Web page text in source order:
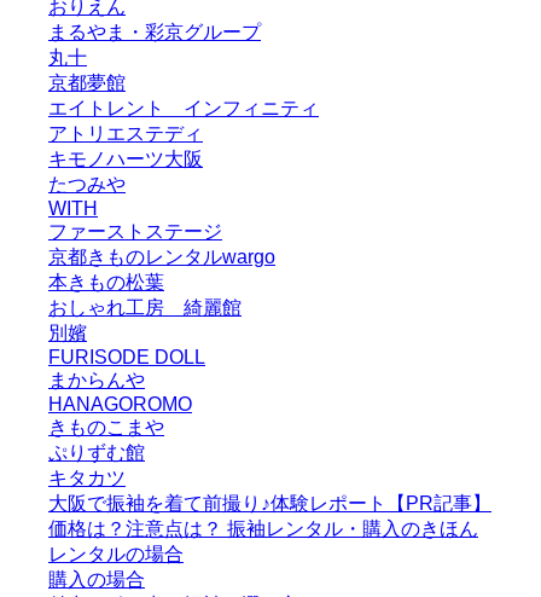
おりえん
まるやま・彩京グループ
丸十
京都夢館
エイトレント インフィニティ
アトリエステディ
キモノハーツ大阪
たつみや
WITH
ファーストステージ
京都きものレンタルwargo
本きもの松葉
おしゃれ工房 綺麗館
別嬪
FURISODE DOLL
まからんや
HANAGOROMO
きものこまや
ぷりずむ館
キタカツ
大阪で振袖を着て前撮り♪体験レポート【PR記事】
価格は？注意点は？ 振袖レンタル・購入のきほん
レンタルの場合
購入の場合